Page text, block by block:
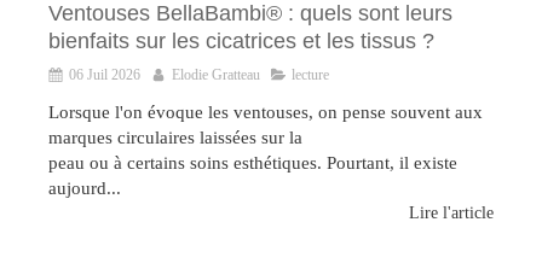
Ventouses BellaBambi® : quels sont leurs
bienfaits sur les cicatrices et les tissus ?
06 Juil 2026 Elodie Gratteau lecture
Lorsque l'on évoque les ventouses, on pense souvent aux
marques circulaires laissées sur la
peau ou à certains soins esthétiques. Pourtant, il existe
aujourd...
Lire l'article